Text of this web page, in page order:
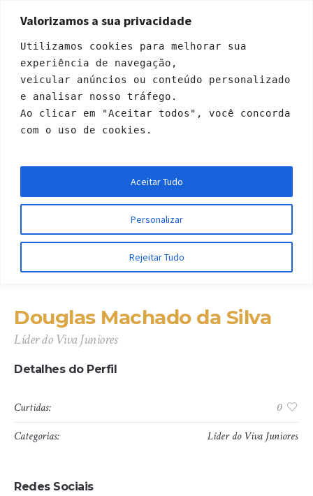
Valorizamos a sua privacidade
Utilizamos cookies para melhorar sua
experiência de navegação,
veicular anúncios ou conteúdo personalizado
e analisar nosso tráfego.
Ao clicar em "Aceitar todos", você concorda
com o uso de cookies.
Personalizar
Rejeitar Tudo
Aceitar Tudo
Douglas Machado d
a Silva
Início»Profiles»Douglas Machado da Silva
Douglas Machado da Silva
Líder do Viva Juniores
Detalhes do Perfil
Curtidas:
0
Categorias:
Líder do Viva Juniores
Redes Sociais